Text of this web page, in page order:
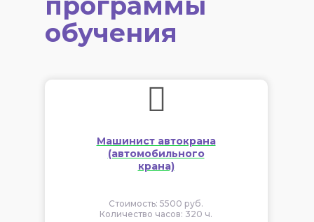
обучения
Машинист автокрана
(автомобильного
крана)
Стоимость: 5500 руб.
Количество часов: 320 ч.